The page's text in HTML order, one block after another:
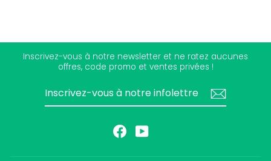
Inscrivez-vous à notre newsletter et ne ratez aucunes
offres, code promo et ventes privées !
FacebookYouTube